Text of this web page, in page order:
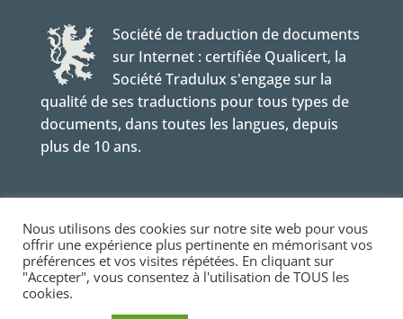
Société de traduction de documents
sur Internet : certifiée Qualicert, la
Société Tradulux s'engage sur la
qualité de ses traductions pour tous types de
documents, dans toutes les langues, depuis
plus de 10 ans.
groupe Tradutec.
Nous utilisons des cookies sur notre site web pour vous
offrir une expérience plus pertinente en mémorisant vos
préférences et vos visites répétées. En cliquant sur
"Accepter", vous consentez à l'utilisation de TOUS les
cookies.